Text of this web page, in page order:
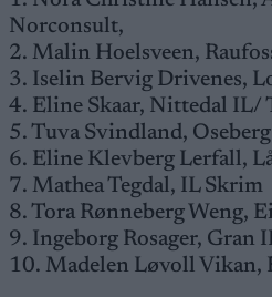
Norconsult,
2. Malin Hoelsveen,
3. Iselin Bervig Drivenes,
4. Eline Skaar, Nittedal IL/
5. Tuva Svindland,
6. Eline Klevberg Lerfall,
7. Mathea Tegdal, IL Skrim
8. Tora Rønneberg Weng,
9. Ingeborg Rosager,
10. Madelen Løvoll Vikan,